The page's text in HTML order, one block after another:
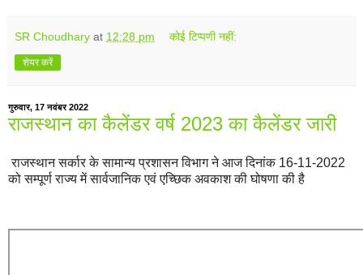
SR Choudhary at 12:28 pm कोई टिप्पणी नहीं:
शेयर करें
गुरुवार, 17 नवंबर 2022
राजस्थान का कैलेंडर वर्ष 2023 का कैलेंडर जारी
राजस्थान सर्कार के सामान्य प्रशासन विभाग ने आज दिनांक 16-11-2022
को सम्पूर्ण राज्य में सार्वजानिक एवं एच्छिक अवकाश की घोषणा की है